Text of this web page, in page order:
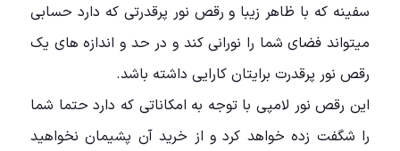
سفینه که با ظاهر زیبا و رقص نور پرقدرتی که دارد حسابی
میتواند فضای شما را نورانی کند و در حد و اندازه های یک
رقص نور پرقدرت برایتان کارایی داشته باشد.
این رقص نور لامپی با توجه به امکاناتی که دارد حتما شما
را شگفت زده خواهد کرد و از خرید آن پشیمان نخواهید